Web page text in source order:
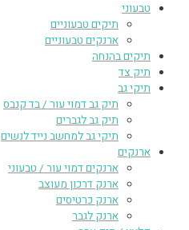
טבעוני
תיקים טבעוניים
ארנקים טבעוניים
תיקים בהנחה
תיק צד
תיקי גב
תיק גב דמוי עור / בד קנבס
תיק גב לגברים
תיקי גב למחשב נייד לנשים
ארנקים
ארנקים דמוי עור / טבעוני
ארנק דרכון מעוצב
ארנק כרטיסים
ארנק לגבר